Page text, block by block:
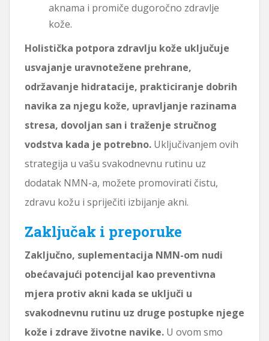
aknama i promiče dugoročno zdravlje
kože.
Holistička potpora zdravlju kože uključuje
usvajanje uravnotežene prehrane,
održavanje hidratacije, prakticiranje dobrih
navika za njegu kože, upravljanje razinama
stresa, dovoljan san i traženje stručnog
vodstva kada je potrebno. Uključivanjem ovih
strategija u vašu svakodnevnu rutinu uz
dodatak NMN-a, možete promovirati čistu,
zdravu kožu i spriječiti izbijanje akni.
Zaključak i preporuke
Zaključno, suplementacija NMN-om nudi
obećavajući potencijal kao preventivna
mjera protiv akni kada se uključi u
svakodnevnu rutinu uz druge postupke njege
kože i zdrave životne navike. U ovom smo